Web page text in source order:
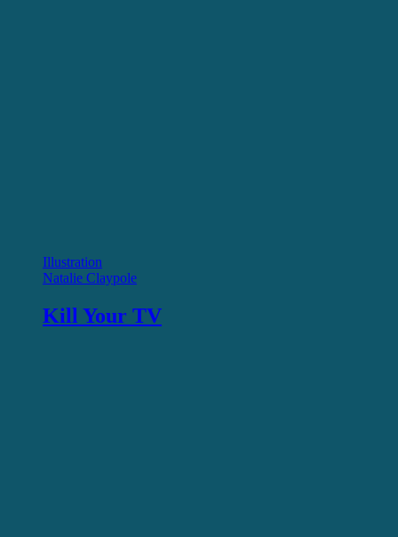
Illustration
Natalie Claypole
Kill Your TV